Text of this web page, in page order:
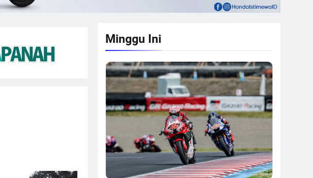
Minggu Ini